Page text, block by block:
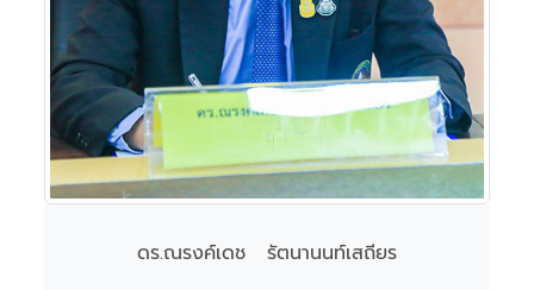
ดร.ณรงค์เดช รัตนานนท์เสถียร